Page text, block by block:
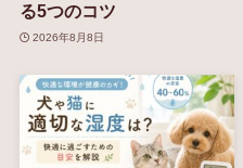
る5つのコツ
2026年8月8日